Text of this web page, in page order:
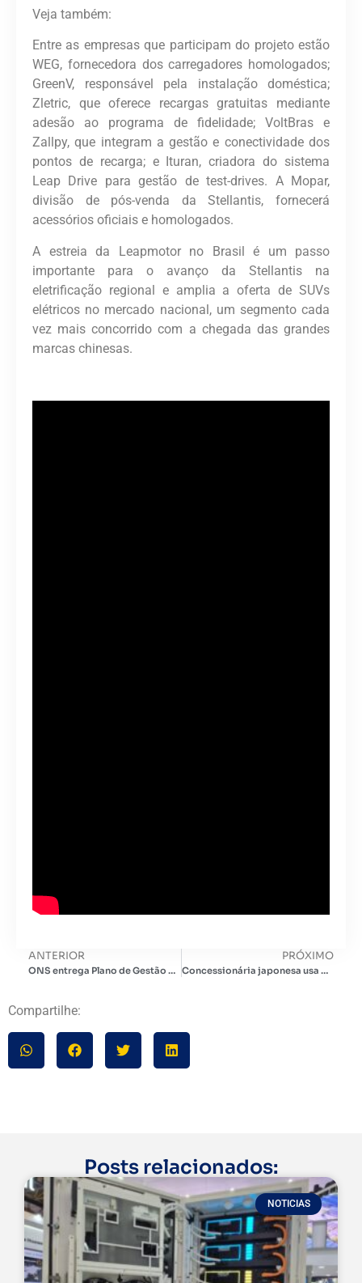
Veja também:
Entre as empresas que participam do projeto estão
WEG, fornecedora dos carregadores homologados;
GreenV, responsável pela instalação doméstica;
Zletric, que oferece recargas gratuitas mediante
adesão ao programa de fidelidade; VoltBras e
Zallpy, que integram a gestão e conectividade dos
pontos de recarga; e Ituran, criadora do sistema
Leap Drive para gestão de test-drives. A Mopar,
divisão de pós-venda da Stellantis, fornecerá
acessórios oficiais e homologados.
A estreia da Leapmotor no Brasil é um passo
importante para o avanço da Stellantis na
eletrificação regional e amplia a oferta de SUVs
elétricos no mercado nacional, um segmento cada
vez mais concorrido com a chegada das grandes
marcas chinesas.
ANTERIOR
ONS entrega Plano de Gestão de Excedentes de Energia na Rede de Distribuição
PRÓXIMO
Concessionária japonesa usa baterias ligadas a energia solar para balanceamento da rede
Compartilhe:
Posts relacionados:
NOTICIAS